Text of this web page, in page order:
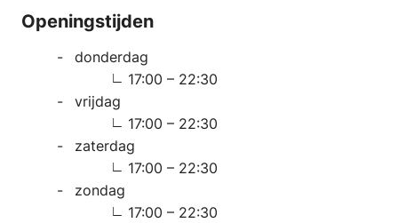
Openingstijden
donderdag
17:00 – 22:30
vrijdag
17:00 – 22:30
zaterdag
17:00 – 22:30
zondag
17:00 – 22:30